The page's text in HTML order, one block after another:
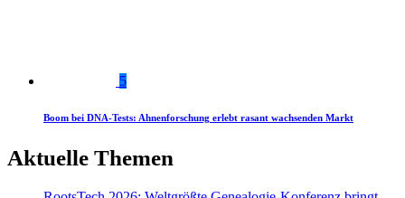
5
Boom bei DNA-Tests: Ahnenforschung erlebt rasant wachsenden Markt
Aktuelle Themen